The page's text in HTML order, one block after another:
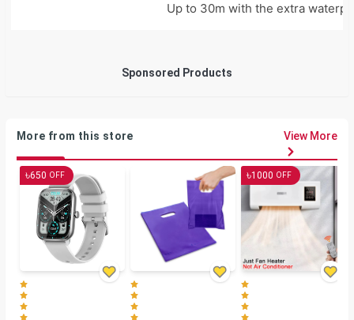
Up to 30m with the extra
Sponsored Products
More from this store View More
৳650 OFF ৳1000 OFF